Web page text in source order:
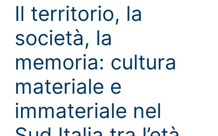
Il territorio, la
società, la
memoria: cultura
materiale e
immateriale nel